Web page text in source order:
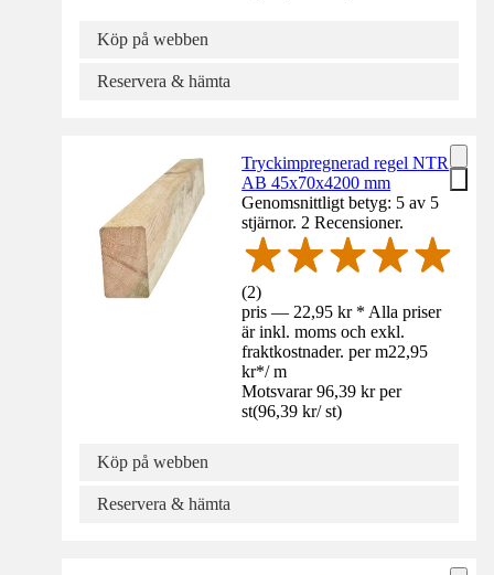
Köp på webben
Reservera & hämta
Tryckimpregnerad regel NTR
AB 45x70x4200 mm
Genomsnittligt betyg: 5 av 5
stjärnor. 2 Recensioner.
(2)
pris — 22,95 kr * Alla priser
är inkl. moms och exkl.
fraktkostnader. per m22,95
kr*/ m
Motsvarar 96,39 kr per
st(96,39 kr/ st)
Köp på webben
Reservera & hämta